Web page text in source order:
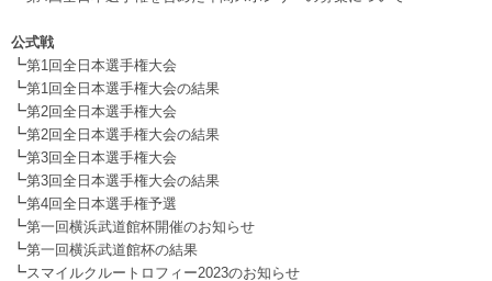
公式戦
┗第1回全日本選手権大会
┗第1回全日本選手権大会の結果
┗第2回全日本選手権大会
┗第2回全日本選手権大会の結果
┗第3回全日本選手権大会
┗第3回全日本選手権大会の結果
┗第4回全日本選手権予選
┗第一回横浜武道館杯開催のお知らせ
┗第一回横浜武道館杯の結果
┗スマイルクルートロフィー2023のお知らせ